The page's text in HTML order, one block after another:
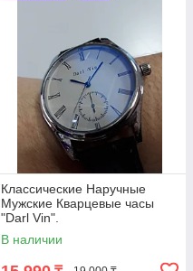
Классические Наручные
Мужские Кварцевые часы
"Darl Vin".
В наличии